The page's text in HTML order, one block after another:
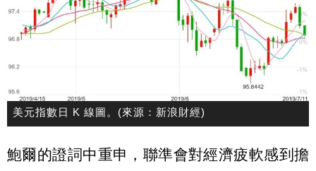
美元指數日 K 線圖。(來源：新浪財經)
鮑爾的證詞中重申，聯準會對經濟疲軟感到擔